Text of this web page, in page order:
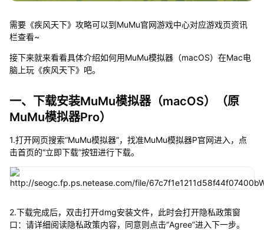
需要《疾风天下》攻略可以到MuMu官网游戏中心对应游戏页资讯
栏查看~
接下来就来看看具体介绍如何用MuMu模拟器（macOS）在Mac电
脑上玩《疾风天下》吧。
一、下载安装MuMu模拟器（macOS）（原
MuMu模拟器Pro）
1.打开网页搜索“MuMu模拟器”，找准MuMu模拟器P官网进入，点
击首页的“立即下载”按钮进行下载。
2.下载完成后，双击打开dmg安装文件，此时会打开隐私政策窗
口：请详细阅读隐私政策内容，同意则点击“Agree”进入下一步。